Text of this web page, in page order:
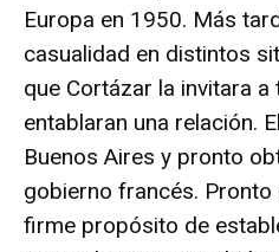
Europa en 1950. Más
casualidad en distintos
que Cortázar la invitara
entablaran una relación.
Buenos Aires y pronto
gobierno francés.
firme propósito de